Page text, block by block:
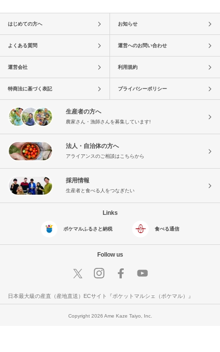
はじめての方へ お知らせ
よくある質問 運営へのお問い合わせ
運営会社 利用規約
特商法に基づく表記 プライバシーポリシー
生産者の方へ
農家さん・漁師さんを募集しています!
法人・自治体の方へ
アライアンスのご相談はこちらから
採用情報
生産者と食べる人をつなぎたい
Links
ポケマルふるさと納税 食べる通信
Follow us
日本最大級の産直（産地直送）ECサイト『ポケットマルシェ（ポケマル）』
Copyright 2026 Ame Kaze Taiyo, Inc.